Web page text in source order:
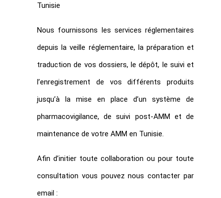
Tunisie
Nous fournissons les services réglementaires
depuis la veille réglementaire, la préparation et
traduction de vos dossiers, le dépôt, le suivi et
l’enregistrement de vos différents produits
jusqu’à la mise en place d’un système de
pharmacovigilance, de suivi post-AMM et de
maintenance de votre AMM en Tunisie.
Afin d’initier toute collaboration ou pour toute
consultation vous pouvez nous contacter par
email :